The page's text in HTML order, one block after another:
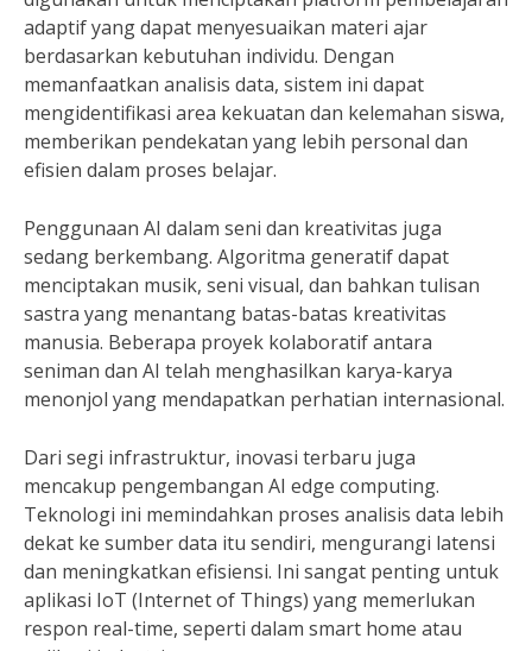
adaptif yang dapat menyesuaikan materi ajar
berdasarkan kebutuhan individu. Dengan
memanfaatkan analisis data, sistem ini dapat
mengidentifikasi area kekuatan dan kelemahan siswa,
memberikan pendekatan yang lebih personal dan
efisien dalam proses belajar.
Penggunaan AI dalam seni dan kreativitas juga
sedang berkembang. Algoritma generatif dapat
menciptakan musik, seni visual, dan bahkan tulisan
sastra yang menantang batas-batas kreativitas
manusia. Beberapa proyek kolaboratif antara
seniman dan AI telah menghasilkan karya-karya
menonjol yang mendapatkan perhatian internasional.
Dari segi infrastruktur, inovasi terbaru juga
mencakup pengembangan AI edge computing.
Teknologi ini memindahkan proses analisis data lebih
dekat ke sumber data itu sendiri, mengurangi latensi
dan meningkatkan efisiensi. Ini sangat penting untuk
aplikasi IoT (Internet of Things) yang memerlukan
respon real-time, seperti dalam smart home atau